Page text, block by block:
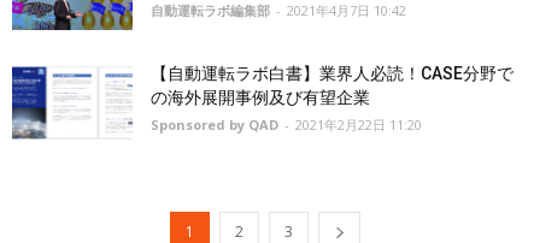
自動運転ラボ編集部 - 2021年4月7日 10:42
【自動運転ラボ白書】業界人必読！CASE分野で
の海外展開事例及び有望企業
Sponsored by QAD - 2021年2月22日 11:20
1 2 3